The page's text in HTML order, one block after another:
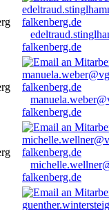
falkenberg.de
falkenberg.de
falkenberg.de